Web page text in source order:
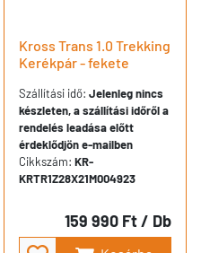
Kross Trans 1.0 Trekking
Kerékpár - fekete
Szállítási idő: Jelenleg nincs
készleten, a szállítási időről a
rendelés leadása előtt
érdeklődjön e-mailben
Cikkszám: KR-
KRTR1Z28X21M004923
159 990 Ft/ Db